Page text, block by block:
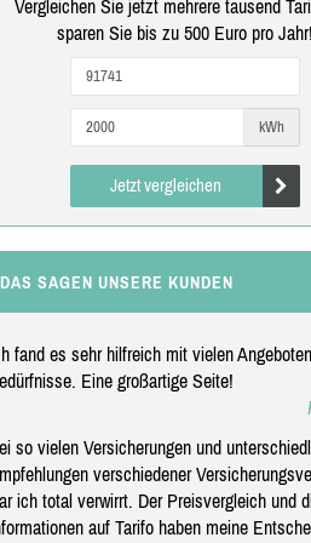
Vergleichen Sie jetzt mehrere tausend
sparen Sie bis zu 500 Euro pro Jahr!
kWh
Jetzt vergleichen
DAS SAGEN UNSERE KUNDEN
fand es sehr hilfreich mit vielen
Eine großartige Seite!
so vielen Versicherungen und
verschiedener
ich total verwirrt. Der Preisvergleich und
auf Tarifo haben meine